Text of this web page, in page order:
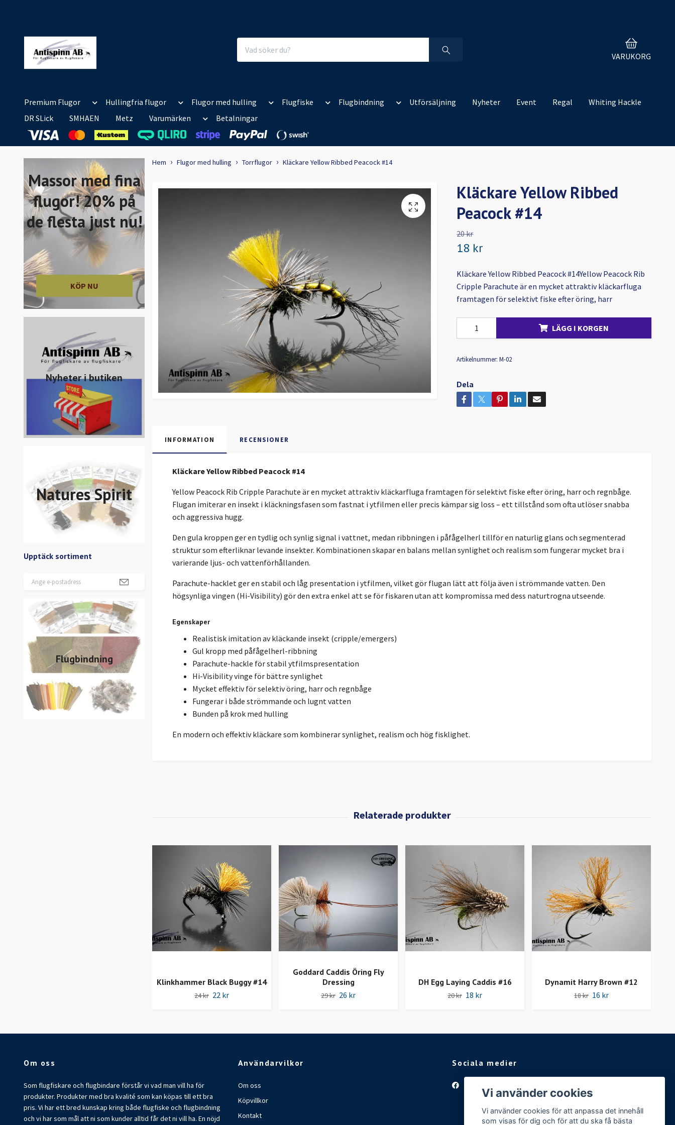
VARUKORG
Premium Flugor Hullingfria flugor Flugor med hulling Flugfiske Flugbindning Utförsäljning Nyheter Event Regal
Whiting Hackle
DR SLick
SMHAEN Metz Varumärken Betalningar
Massor med fina
flugor! 20% på
de flesta just nu!
KÖP NU
Nyheter i butiken
Natures Spirit
Upptäck sortiment
Flugbindning
Hem Flugor med hulling Torrflugor Kläckare Yellow Ribbed Peacock #14
Kläckare Yellow Ribbed
Peacock #14
20 kr
18 kr
Kläckare Yellow Ribbed Peacock #14Yellow Peacock Rib
Cripple Parachute är en mycket attraktiv kläckarfluga
framtagen för selektivt fiske efter öring, harr
LÄGG I KORGEN
Artikelnummer: M-02
Dela
INFORMATION RECENSIONER
Kläckare Yellow Ribbed Peacock #14
Yellow Peacock Rib Cripple Parachute är en mycket attraktiv kläckarfluga framtagen för selektivt fiske efter öring, harr och regnbåge.
Flugan imiterar en insekt i kläckningsfasen som fastnat i ytfilmen eller precis kämpar sig loss – ett tillstånd som ofta utlöser snabba
och aggressiva hugg.
Den gula kroppen ger en tydlig och synlig signal i vattnet, medan ribbningen i påfågelherl tillför en naturlig glans och segmenterad
struktur som efterliknar levande insekter. Kombinationen skapar en balans mellan synlighet och realism som fungerar mycket bra i
varierande ljus- och vattenförhållanden.
Parachute-hacklet ger en stabil och låg presentation i ytfilmen, vilket gör flugan lätt att följa även i strömmande vatten. Den
högsynliga vingen (Hi-Visibility) gör den extra enkel att se för fiskaren utan att kompromissa med dess naturtrogna utseende.
Egenskaper
Realistisk imitation av kläckande insekt (cripple/emergers)
Gul kropp med påfågelherl-ribbning
Parachute-hackle för stabil ytfilmspresentation
Hi-Visibility vinge för bättre synlighet
Mycket effektiv för selektiv öring, harr och regnbåge
Fungerar i både strömmande och lugnt vatten
Bunden på krok med hulling
En modern och effektiv kläckare som kombinerar synlighet, realism och hög fisklighet.
Klinkhammer Black Buggy #14
24 kr 22 kr
Goddard Caddis Öring Fly
Dressing
29 kr 26 kr
DH Egg Laying Caddis #16
20 kr 18 kr
Dynamit Harry Brown #12
18 kr 16 kr
Om oss
Som flugfiskare och flugbindare förstår vi vad man vill ha för
produkter. Produkter med bra kvalité som kan köpas till ett bra
pris. Vi har ett bred kunskap kring både flugfiske och flugbindning
och vi har som mål att ni som kunder alltid får det ni vill ha. En nöjd
Användarvilkor
Om oss
Köpvillkor
Kontakt
Sociala medier
Vi använder cookies
Vi använder cookies för att anpassa det innehåll
som visas för dig och för att du ska få bästa